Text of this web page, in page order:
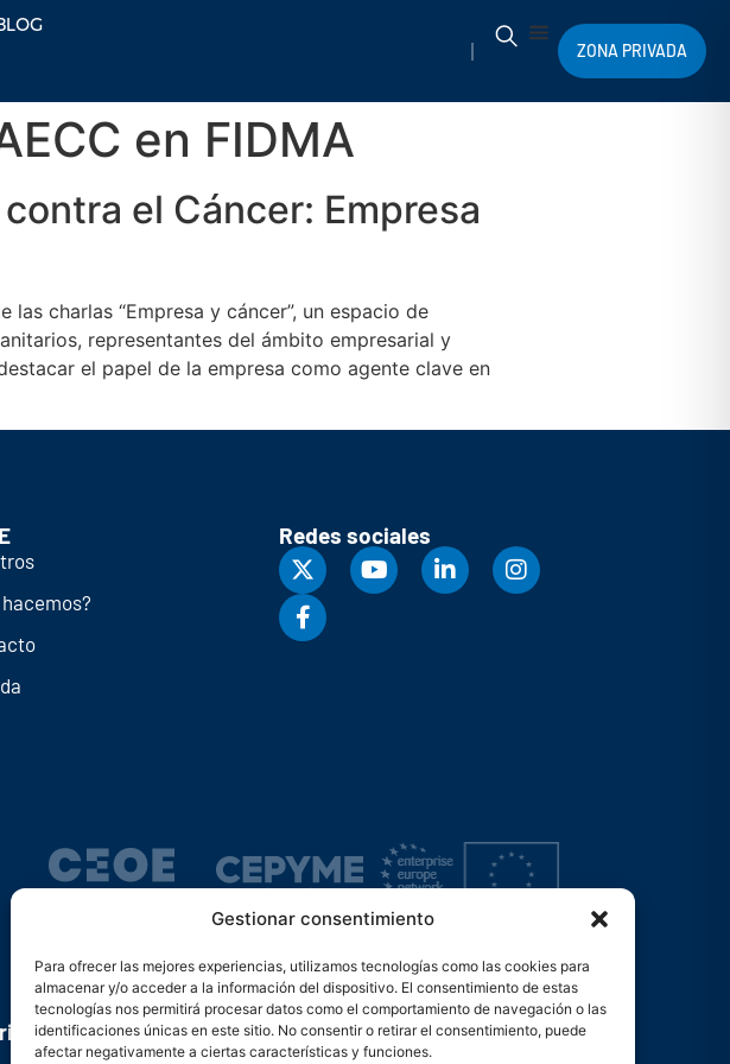
Gestionar consentimiento
Para ofrecer las mejores experiencias, utilizamos tecnologías como las cookies para
almacenar y/o acceder a la información del dispositivo. El consentimiento de estas
tecnologías nos permitirá procesar datos como el comportamiento de navegación o las
identificaciones únicas en este sitio. No consentir o retirar el consentimiento, puede
afectar negativamente a ciertas características y funciones.
ZONA PRIVADA
en FIDMA
el Cáncer: Empresa
charlas “Empresa y cáncer”, un espacio de
representantes del ámbito empresarial y
el papel de la empresa como agente clave en
hacemos?
Redes sociales
de Empresarios